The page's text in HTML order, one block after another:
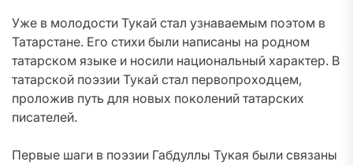
Уже в молодости Тукай стал узнаваемым поэтом в
Татарстане. Его стихи были написаны на родном
татарском языке и носили национальный характер. В
татарской поэзии Тукай стал первопроходцем,
проложив путь для новых поколений татарских
писателей.
Первые шаги в поэзии Габдуллы Тукая были связаны